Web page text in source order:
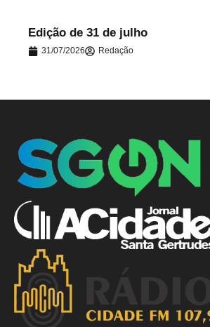
Edição de 31 de julho
31/07/2026 Redação